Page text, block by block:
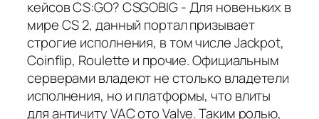
кейсов CS:GO? CSGOBIG - Для новеньких в
мире CS 2, данный портал призывает
строгие исполнения, в том числе Jackpot,
Coinflip, Roulette и прочие. Официальным
серверами владеют не столько владетели
исполнения, но и платформы, что влиты
для античиту VAC ото Valve. Таким ролью,